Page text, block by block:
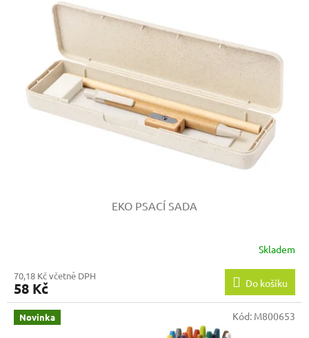
EKO PSACÍ SADA
Skladem
70,18 Kč včetně DPH
58 Kč Do košíku
Novinka Kód: M800653